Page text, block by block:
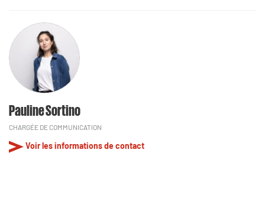
Pauline Sortino
CHARGÉE DE COMMUNICATION
Voir les informations de contact